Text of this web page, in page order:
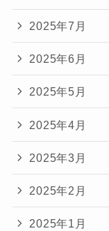
2025年7月
2025年6月
2025年5月
2025年4月
2025年3月
2025年2月
2025年1月